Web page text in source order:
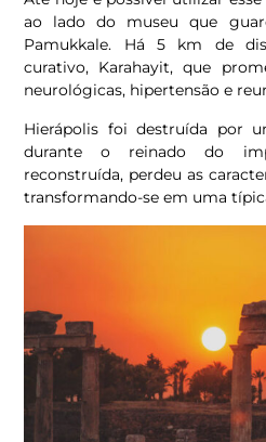
ao lado do museu que
Pamukkale. Há 5 km de
curativo, Karahayit, que
neurológicas, hipertensão e
Hierápolis foi destruída por
durante o reinado do
reconstruída, perdeu as
transformando-se em uma